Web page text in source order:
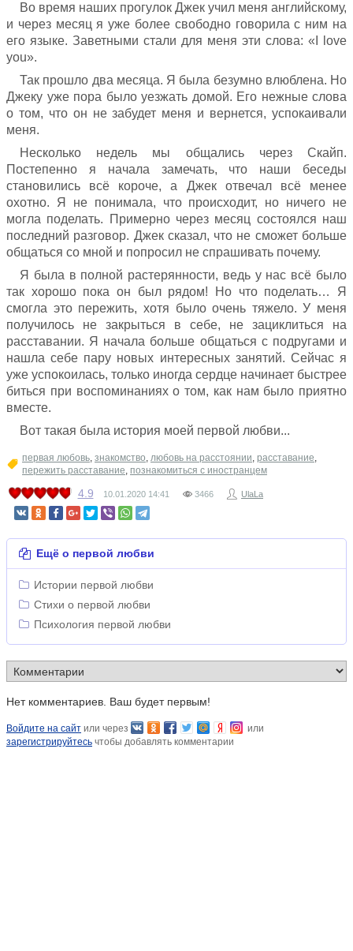
Во время наших прогулок Джек учил меня английскому,
и через месяц я уже более свободно говорила с ним на
его языке. Заветными стали для меня эти слова: «I love
you».
Так прошло два месяца. Я была безумно влюблена. Но
Джеку уже пора было уезжать домой. Его нежные слова
о том, что он не забудет меня и вернется, успокаивали
меня.
Несколько недель мы общались через Скайп.
Постепенно я начала замечать, что наши беседы
становились всё короче, а Джек отвечал всё менее
охотно. Я не понимала, что происходит, но ничего не
могла поделать. Примерно через месяц состоялся наш
последний разговор. Джек сказал, что не сможет больше
общаться со мной и попросил не спрашивать почему.
Я была в полной растерянности, ведь у нас всё было
так хорошо пока он был рядом! Но что поделать… Я
смогла это пережить, хотя было очень тяжело. У меня
получилось не закрыться в себе, не зациклиться на
расставании. Я начала больше общаться с подругами и
нашла себе пару новых интересных занятий. Сейчас я
уже успокоилась, только иногда сердце начинает быстрее
биться при воспоминаниях о том, как нам было приятно
вместе.
Вот такая была история моей первой любви...
первая любовь, знакомство, любовь на расстоянии, расставание,
пережить расставание, познакомиться с иностранцем
4.9 10.01.2020 14:41 3466 UlaLa
Ещё о первой любви
Истории первой любви
Стихи о первой любви
Психология первой любви
Нет комментариев. Ваш будет первым!
Войдите на сайт или через
или
зарегистрируйтесь чтобы добавлять комментарии